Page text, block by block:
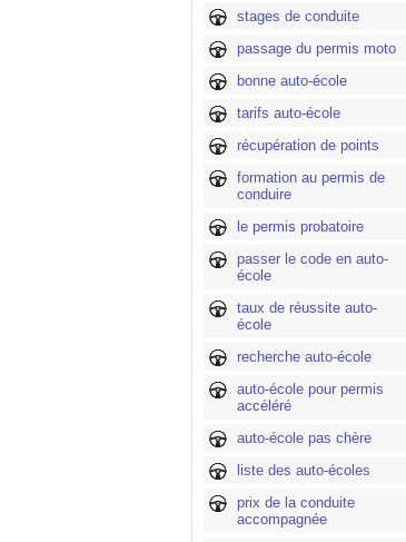
stages de conduite
passage du permis moto
bonne auto-école
tarifs auto-école
récupération de points
formation au permis de
conduire
le permis probatoire
passer le code en auto-
école
taux de réussite auto-
école
recherche auto-école
auto-école pour permis
accéléré
auto-école pas chère
liste des auto-écoles
prix de la conduite
accompagnée